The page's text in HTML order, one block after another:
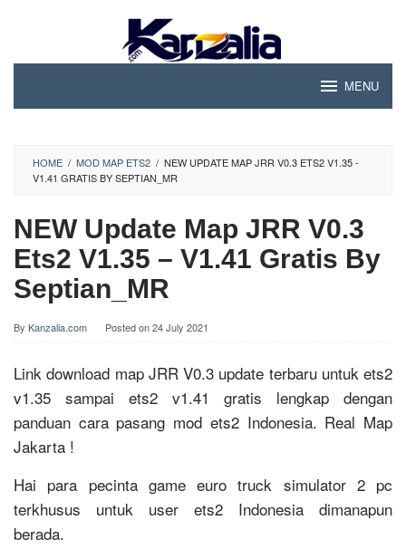
content
MENU
HOME / MOD MAP ETS2 / NEW UPDATE MAP JRR V0.3 ETS2 V1.35 -
V1.41 GRATIS BY SEPTIAN_MR
NEW Update Map JRR V0.3
Ets2 V1.35 – V1.41 Gratis By
Septian_MR
By Kanzalia.com Posted on24 July 2021
Link download map JRR V0.3 update terbaru untuk ets2
v1.35 sampai ets2 v1.41 gratis lengkap dengan
panduan cara pasang mod ets2 Indonesia. Real Map
Jakarta !
Hai para pecinta game euro truck simulator 2 pc
terkhusus untuk user ets2 Indonesia dimanapun
berada.